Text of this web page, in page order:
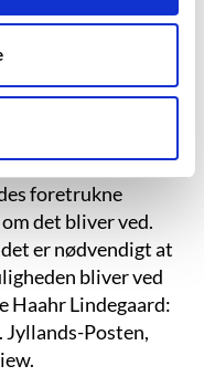
hun skrev på,
som forfatter. Hun
stadig ikke er
foretrukne
det bliver ved.
er nødvendigt at
bliver ved
Haahr Lindegaard:
Jyllands-Posten,